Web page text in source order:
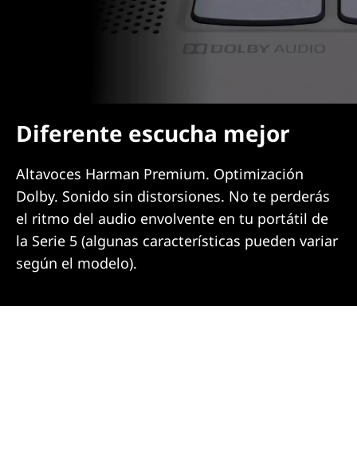
Diferente escucha mejor
Altavoces Harman Premium. Optimización
Dolby. Sonido sin distorsiones. No te perderás
el ritmo del audio envolvente en tu portátil de
la Serie 5 (algunas características pueden variar
según el modelo).